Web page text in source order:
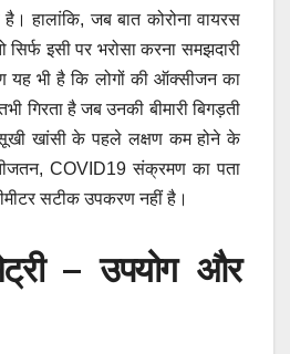
हालांकि, जब बात कोरोना वायरस
इसी पर भरोसा करना समझदारी
यह भी है कि लोगों की ऑक्सीजन का
गिरता है जब उनकी बीमारी बिगड़ती
खांसी के पहले लक्षण कम होने के
COVID19 संक्रमण का पता
सटीक उपकरण नहीं है।
– उपयोग और